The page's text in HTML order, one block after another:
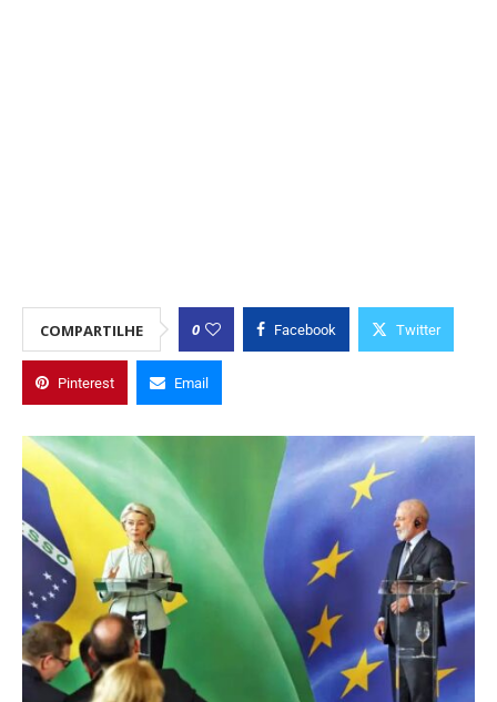
COMPARTILHE 0 Facebook Twitter
Pinterest Email